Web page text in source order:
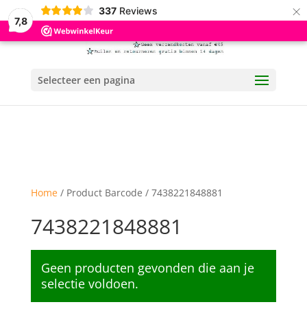
7,8
337 Reviews ×
Selecteer een pagina
Home/ Product Barcode / 7438221848881
7438221848881
Geen producten gevonden die aan je
selectie voldoen.